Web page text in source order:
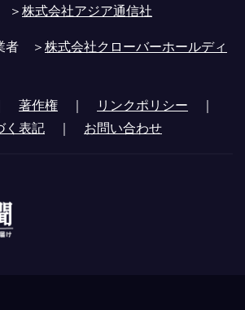
＞株式会社アジア通信社
者 ＞株式会社クローバーホールディ
著作権 ｜ リンクポリシー ｜
く表記 ｜ お問い合わせ